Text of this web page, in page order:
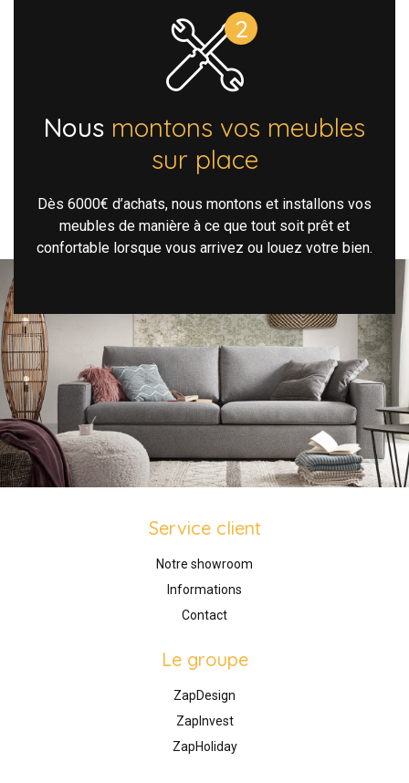
Nous montons vos meubles
sur place
Dès 6000€ d’achats, nous montons et installons vos
meubles de manière à ce que tout soit prêt et
confortable lorsque vous arrivez ou louez votre bien.
Service client
Notre showroom
Informations
Contact
Le groupe
ZapDesign
ZapInvest
ZapHoliday